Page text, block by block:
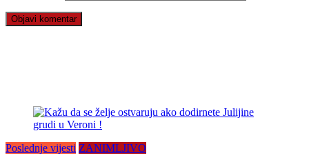
Poslednje vijesti ZANIMLJIVO